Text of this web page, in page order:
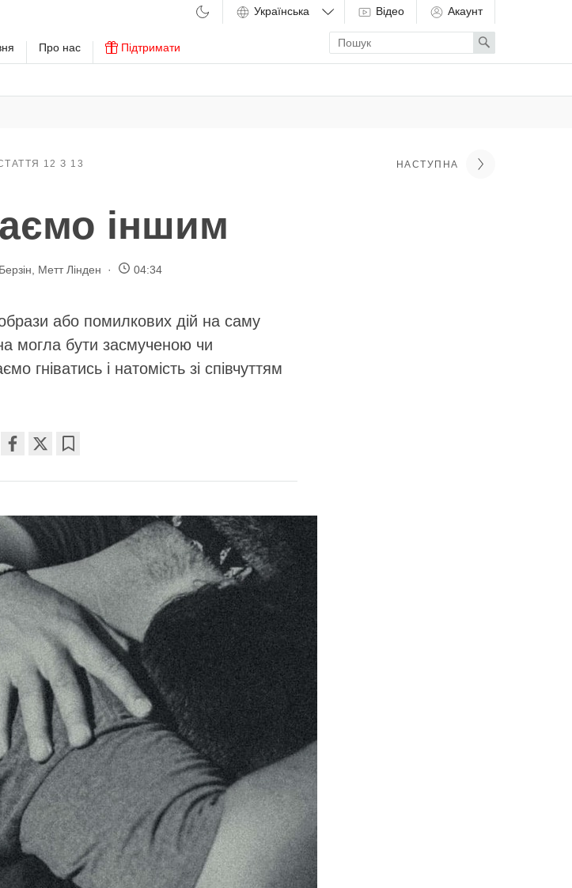
Про нас Підтримати
Відео Акаунт
Enter
search
term
Search
12 З 13 НАСТУПНА
іншим
Метт Лінден 04:34
або помилкових дій на саму
могла бути засмученою чи
гніватись і натомість зі співчуттям
on